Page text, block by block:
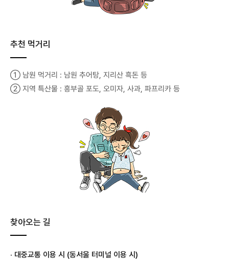
추천 먹거리
① 남원 먹거리 : 남원 추어탕, 지리산 흑돈 등
② 지역 특산물 : 흥부골 포도, 오미자, 사과, 파프리카 등
찾아오는 길
· 대중교통 이용 시 (동서울 터미널 이용 시)